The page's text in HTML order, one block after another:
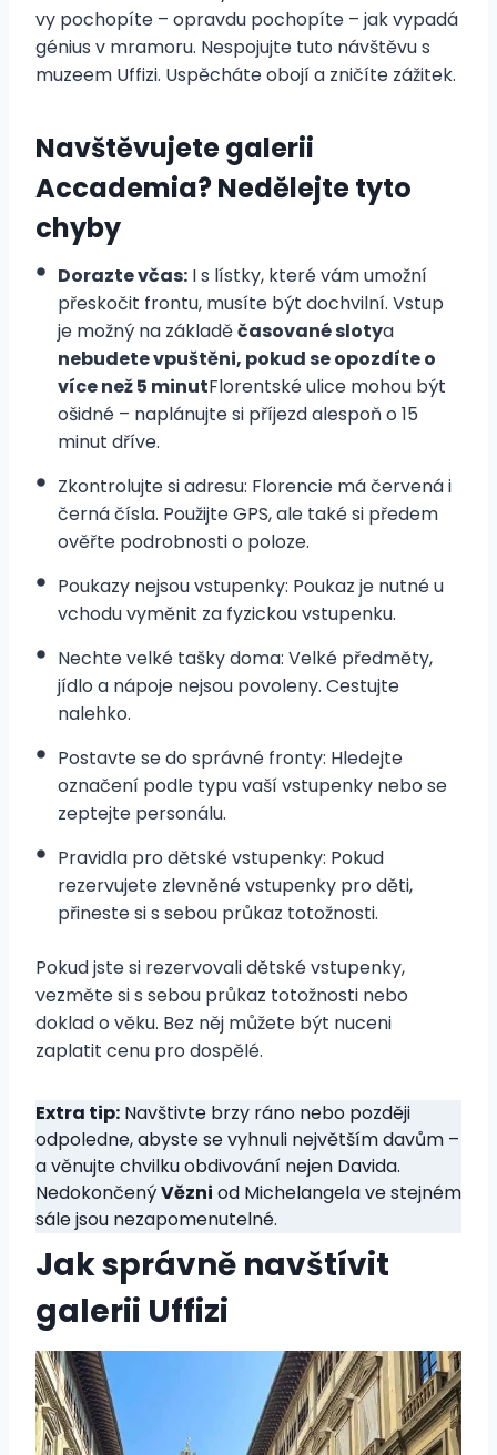
vy pochopíte – opravdu pochopíte – jak vypadá
génius v mramoru. Nespojujte tuto návštěvu s
muzeem Uffizi. Uspěcháte obojí a zničíte zážitek.
Navštěvujete galerii
Accademia? Nedělejte tyto
chyby
Dorazte včas: I s lístky, které vám umožní
přeskočit frontu, musíte být dochvilní. Vstup
je možný na základěčasované slotya
nebudete vpuštěni, pokud se opozdíte o
více než 5 minutFlorentské ulice mohou být
ošidné – naplánujte si příjezd alespoň o 15
minut dříve.
Zkontrolujte si adresu: Florencie má červená i
černá čísla. Použijte GPS, ale také si předem
ověřte podrobnosti o poloze.
Poukazy nejsou vstupenky: Poukaz je nutné u
vchodu vyměnit za fyzickou vstupenku.
Nechte velké tašky doma: Velké předměty,
jídlo a nápoje nejsou povoleny. Cestujte
nalehko.
Postavte se do správné fronty: Hledejte
označení podle typu vaší vstupenky nebo se
zeptejte personálu.
Pravidla pro dětské vstupenky: Pokud
rezervujete zlevněné vstupenky pro děti,
přineste si s sebou průkaz totožnosti.
Pokud jste si rezervovali dětské vstupenky,
vezměte si s sebou průkaz totožnosti nebo
doklad o věku. Bez něj můžete být nuceni
zaplatit cenu pro dospělé.
Extra tip: Navštivte brzy ráno nebo později
odpoledne, abyste se vyhnuli největším davům –
a věnujte chvilku obdivování nejen Davida.
NedokončenýVězni od Michelangela ve stejném
sále jsou nezapomenutelné.
Jak správně navštívit
galerii Uffizi